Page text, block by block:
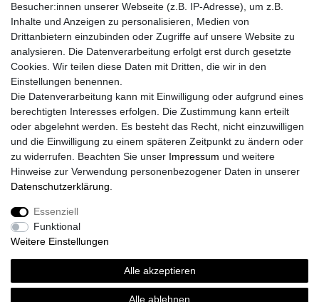
Zahlungsarten
Versand
Vorteile
Impressum
Widerrufs­recht Vertrag widerrufen
Besucher:innen unserer Webseite (z.B. IP-Adresse), um z.B.
Inhalte und Anzeigen zu personalisieren, Medien von
Drittanbietern einzubinden oder Zugriffe auf unsere Website zu
analysieren. Die Datenverarbeitung erfolgt erst durch gesetzte
Cookies. Wir teilen diese Daten mit Dritten, die wir in den
Einstellungen benennen.
Die Datenverarbeitung kann mit Einwilligung oder aufgrund eines
berechtigten Interesses erfolgen. Die Zustimmung kann erteilt
oder abgelehnt werden. Es besteht das Recht, nicht einzuwilligen
und die Einwilligung zu einem späteren Zeitpunkt zu ändern oder
zu widerrufen. Beachten Sie unser Impressum und weitere
Hinweise zur Verwendung personenbezogener Daten in unserer
Daten­schutz­erklärung
Essenziell
Funktional
Weitere Einstellungen
Alle akzeptieren
Alle ablehnen